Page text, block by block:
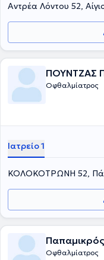
Αντρέα Λόντου 52,
ΠΟΥΝΤΖΑΣ
Οφθαλμίατρος
Ιατρείο 1
ΚΟΛΟΚΟΤΡΩΝΗ 52,
Οφθαλμίατρος